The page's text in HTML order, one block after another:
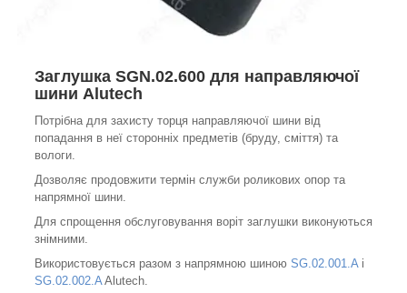
Заглушка SGN.02.600 для направляючої
шини Alutech
Потрібна для захисту торця направляючої шини від
попадання в неї сторонніх предметів (бруду, сміття) та
вологи.
Дозволяє продовжити термін служби роликових опор та
напрямної шини.
Для спрощення обслуговування воріт заглушки виконуються
знімними.
Використовується разом з напрямною шиною SG.02.001.Aі
SG.02.002.AAlutech.